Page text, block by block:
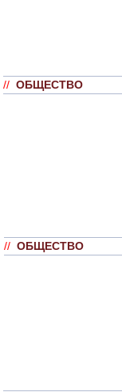
// ОБЩЕСТВО
// ОБЩЕСТВО